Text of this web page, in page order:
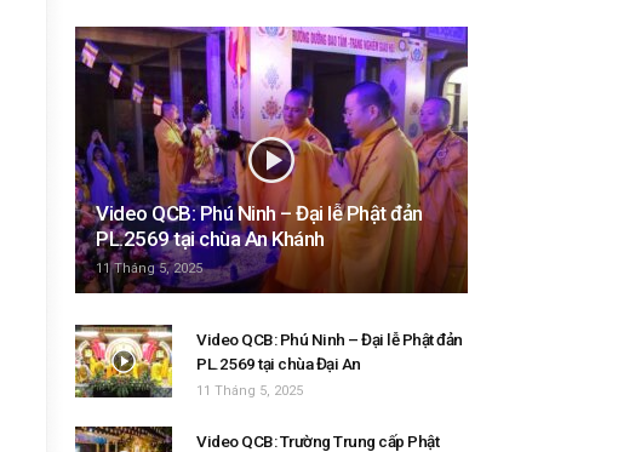
Video QCB: Phú Ninh – Đại lễ Phật đản
PL.2569 tại chùa An Khánh
11 Tháng 5, 2025
Video QCB: Phú Ninh – Đại lễ Phật đản
PL.2569 tại chùa Đại An
11 Tháng 5, 2025
Video QCB: Trường Trung cấp Phật